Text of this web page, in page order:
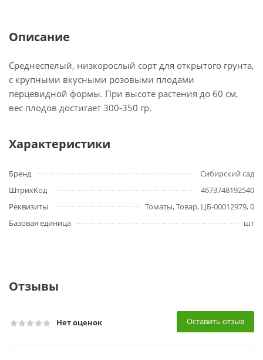
Описание
Среднеспелый, низкорослый сорт для открытого грунта,
с крупными вкусными розовыми плодами
перцевидной формы. При высоте растения до 60 см,
вес плодов достигает 300-350 гр.
Характеристики
Бренд
Сибирский сад
ШтрихКод
4673748192540
Реквизиты
Томаты, Товар, ЦБ-00012979, 0
Базовая единица
шт
Отзывы
Нет оценок Оставить отзыв